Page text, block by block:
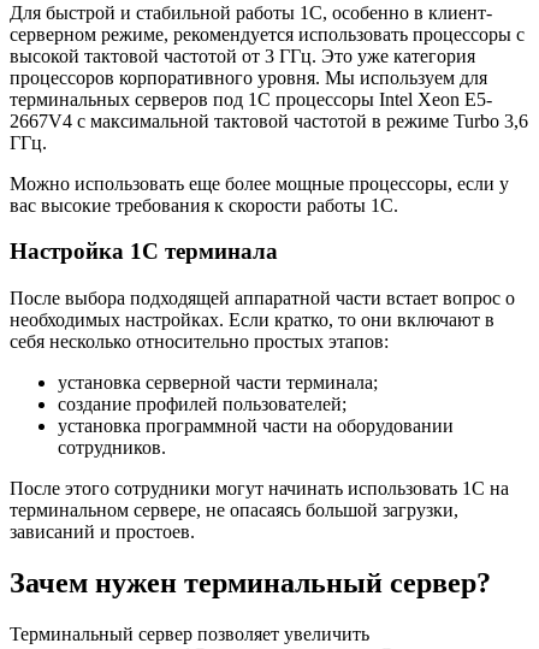
Для быстрой и стабильной работы 1С, особенно в клиент-
серверном режиме, рекомендуется использовать процессоры с
высокой тактовой частотой от 3 ГГц. Это уже категория
процессоров корпоративного уровня. Мы используем для
терминальных серверов под 1С процессоры Intel Xeon E5-
2667V4 с максимальной тактовой частотой в режиме Turbo 3,6
ГГц.
Можно использовать еще более мощные процессоры, если у
вас высокие требования к скорости работы 1С.
Настройка 1С терминала
После выбора подходящей аппаратной части встает вопрос о
необходимых настройках. Если кратко, то они включают в
себя несколько относительно простых этапов:
установка серверной части терминала;
создание профилей пользователей;
установка программной части на оборудовании
сотрудников.
После этого сотрудники могут начинать использовать 1С на
терминальном сервере, не опасаясь большой загрузки,
зависаний и простоев.
Зачем нужен терминальный сервер?
Терминальный сервер позволяет увеличить